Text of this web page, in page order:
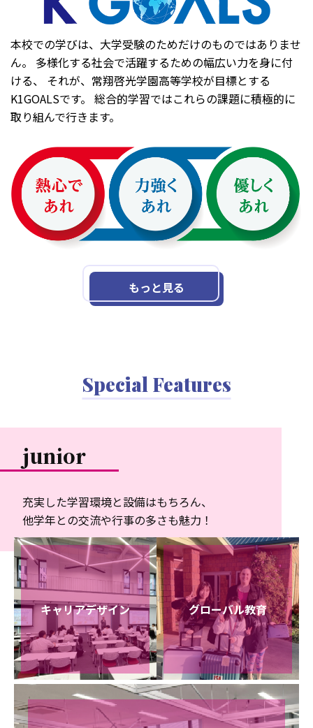
本校での学びは、大学受験のためだけのものではありませ
ん。 多様化する社会で活躍するための幅広い力を身に付
ける、 それが、常翔啓光学園高等学校が目標とする
K1GOALSです。 総合的学習ではこれらの課題に積極的に
取り組んで行きます。
もっと見る
Special Features
junior
充実した学習環境と設備はもちろん、
他学年との交流や行事の多さも魅力！
キャリアデザイン グローバル教育